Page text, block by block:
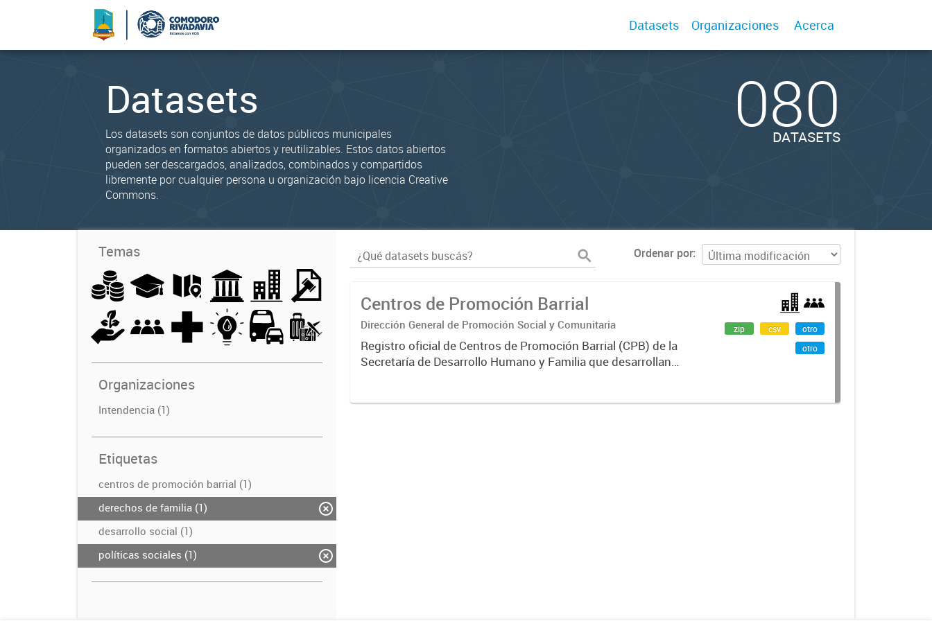
Datasets Organizaciones Acerca
Datasets
Los datasets son conjuntos de datos públicos municipales
organizados en formatos abiertos y reutilizables. Estos datos abiertos
pueden ser descargados, analizados, combinados y compartidos
libremente por cualquier persona u organización bajo licencia Creative
Commons.
080
DATASETS
Temas
Organizaciones
Intendencia (1)
Etiquetas
centros de promoción barrial (1)
derechos de familia (1)
desarrollo social (1)
políticas sociales (1)
Ordenar por
Centros de Promoción Barrial
Dirección General de Promoción Social y Comunitaria
Registro oficial de Centros de Promoción Barrial (CPB) de la
Secretaría de Desarrollo Humano y Familia que desarrollan
zip csv
otro
otro